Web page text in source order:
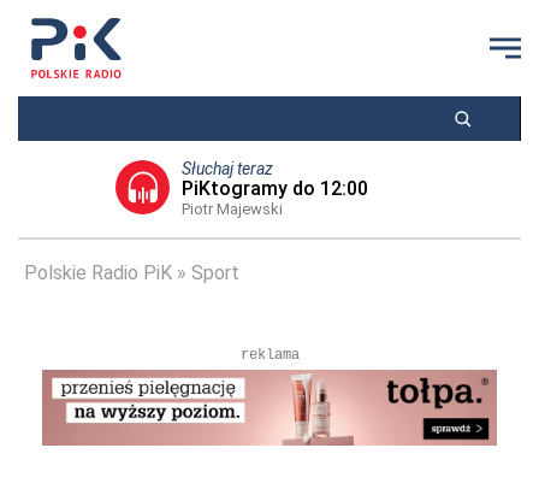
Słuchaj teraz
PiKtogramy do 12:00
Piotr Majewski
Polskie Radio PiK Sport
reklama